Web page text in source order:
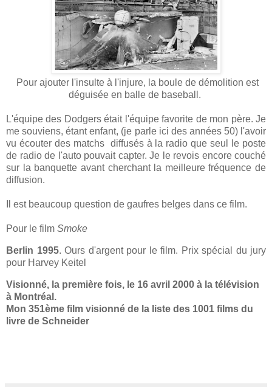
Pour ajouter l'insulte à l'injure, la boule de démolition est
déguisée en balle de baseball.
L'équipe des Dodgers était l'équipe favorite de mon père. Je
me souviens, étant enfant, (je parle ici des années 50) l'avoir
vu écouter des matchs diffusés à la radio que seul le poste
de radio de l'auto pouvait capter. Je le revois encore couché
sur la banquette avant cherchant la meilleure fréquence de
diffusion.
Il est beaucoup question de gaufres belges dans ce film.
Pour le film Smoke
Berlin 1995. Ours d'argent pour le film. Prix spécial du jury
pour Harvey Keitel
Visionné, la première fois, le 16 avril 2000 à la télévision
à Montréal.
Mon 351ème film visionné de la liste des 1001 films du
livre de Schneider